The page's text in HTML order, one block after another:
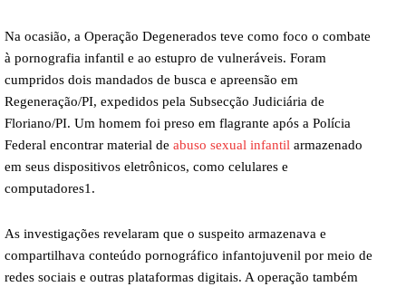
Na ocasião, a Operação Degenerados teve como foco o combate
à pornografia infantil e ao estupro de vulneráveis. Foram
cumpridos dois mandados de busca e apreensão em
Regeneração/PI, expedidos pela Subsecção Judiciária de
Floriano/PI. Um homem foi preso em flagrante após a Polícia
Federal encontrar material de abuso sexual infantil armazenado
em seus dispositivos eletrônicos, como celulares e
computadores1.
As investigações revelaram que o suspeito armazenava e
compartilhava conteúdo pornográfico infantojuvenil por meio de
redes sociais e outras plataformas digitais. A operação também